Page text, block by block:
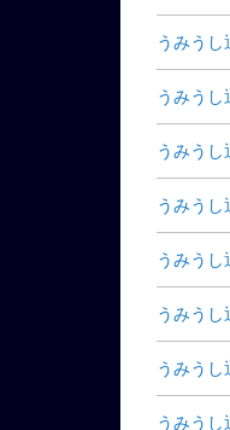
うみう
うみう
うみうし
うみうし
うみう
うみう
うみう
うみうし